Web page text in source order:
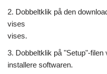
2. Dobbeltklik på den
vises
vises.
3. Dobbeltklik på "Setup"-
installere softwaren.